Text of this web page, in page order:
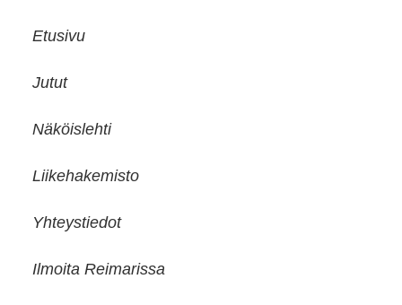
Etusivu
Jutut
Näköislehti
Liikehakemisto
Yhteystiedot
Ilmoita Reimarissa